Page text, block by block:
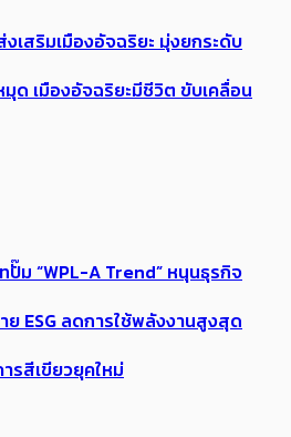
เสริมเมืองอัจฉริยะ มุ่งยกระดับ
ด เมืองอัจฉริยะมีชีวิต ขับเคลื่อน
ม “WPL-A Trend” หนุนธุรกิจ
ย ESG ลดการใช้พลังงานสูงสุด
รสีเขียวยุคใหม่